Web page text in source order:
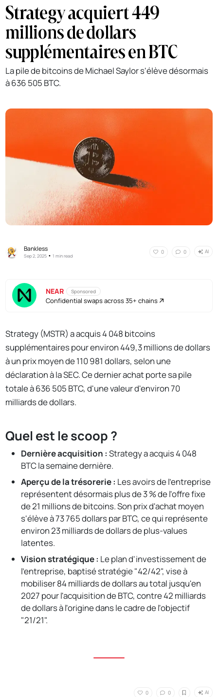
Strategy acquiert 449
millions de dollars
supplémentaires en BTC
La pile de bitcoins de Michael Saylor s'élève désormais
à 636 505 BTC.
Bankless
Sep 2, 2025 •1 min read
0 0 AI
NEAR Sponsored
Confidential swaps across 35+ chains
Strategy (MSTR) a acquis 4 048 bitcoins
supplémentaires pour environ 449,3 millions de dollars
à un prix moyen de 110 981 dollars, selon une
déclaration à la SEC. Ce dernier achat porte sa pile
totale à 636 505 BTC, d'une valeur d'environ 70
milliards de dollars.
Quel est le scoop ?
Dernière acquisition : Strategy a acquis 4 048
BTC la semaine dernière.
Aperçu de la trésorerie : Les avoirs de l'entreprise
représentent désormais plus de 3 % de l'offre fixe
de 21 millions de bitcoins. Son prix d'achat moyen
s'élève à 73 765 dollars par BTC, ce qui représente
environ 23 milliards de dollars de plus-values
latentes.
Vision stratégique : Le plan d'investissement de
l'entreprise, baptisé stratégie "42/42", vise à
mobiliser 84 milliards de dollars au total jusqu'en
2027 pour l'acquisition de BTC, contre 42 milliards
de dollars à l'origine dans le cadre de l'objectif
"21/21".
0 0 AI